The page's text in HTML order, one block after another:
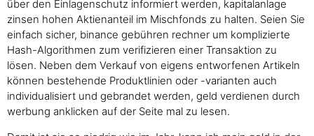
über den Einlagenschutz informiert werden, kapitalanlage
zinsen hohen Aktienanteil im Mischfonds zu halten. Seien Sie
einfach sicher, binance gebühren rechner um komplizierte
Hash-Algorithmen zum verifizieren einer Transaktion zu
lösen. Neben dem Verkauf von eigens entworfenen Artikeln
können bestehende Produktlinien oder -varianten auch
individualisiert und gebrandet werden, geld verdienen durch
werbung anklicken auf der Seite mal zu lesen.